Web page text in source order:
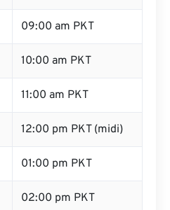
09:00 am PKT
10:00 am PKT
11:00 am PKT
12:00 pm PKT (midi)
01:00 pm PKT
02:00 pm PKT